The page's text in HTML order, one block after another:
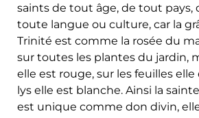
saints de tout âge, de tout pays,
toute langue ou culture, car la
Trinité est comme la rosée du
sur toutes les plantes du jardin,
elle est rouge, sur les feuilles elle
lys elle est blanche. Ainsi la
est unique comme don divin,